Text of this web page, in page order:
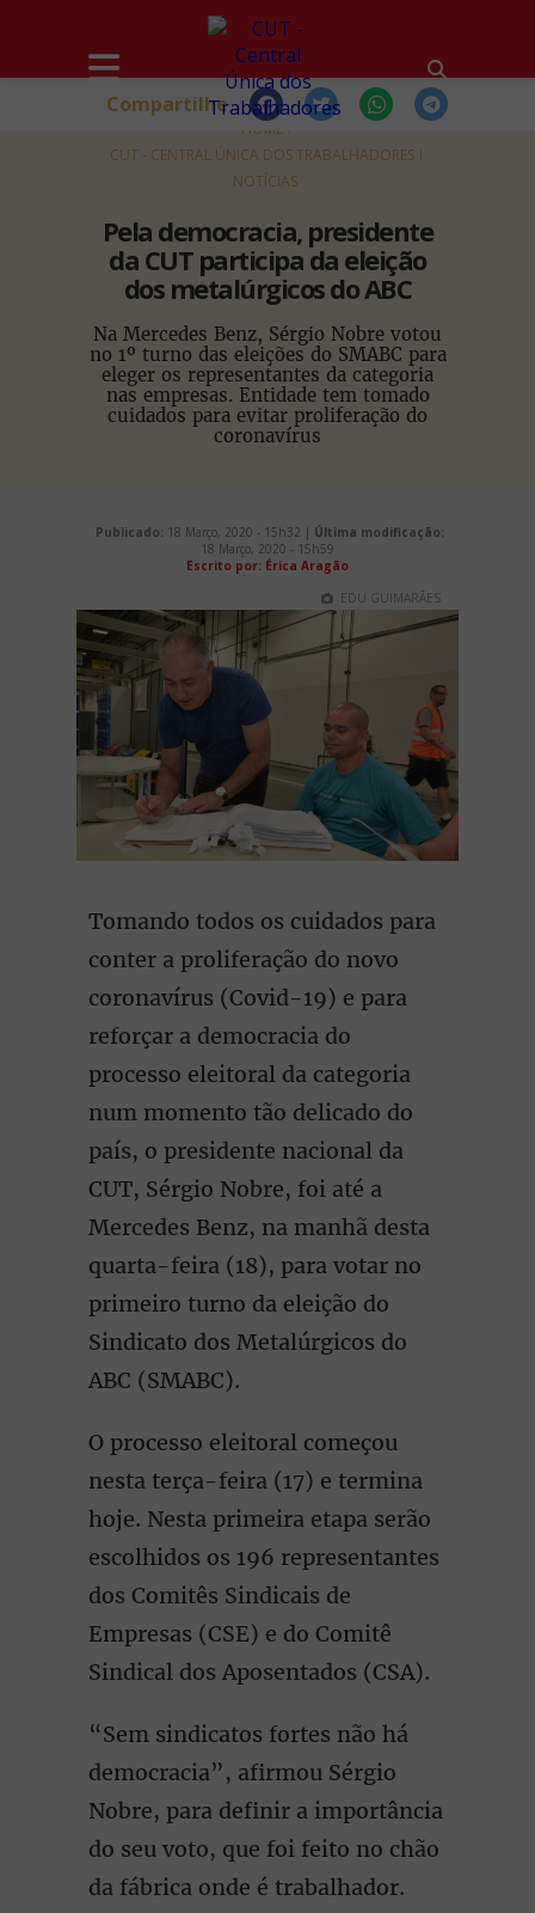
HOME
CUT - CENTRAL ÚNICA DOS TRABALHADORES
NOTÍCIAS
Pela democracia, presidente
da CUT participa da eleição
dos metalúrgicos do ABC
Na Mercedes Benz, Sérgio Nobre votou
no 1º turno das eleições do SMABC para
eleger os representantes da categoria
nas empresas. Entidade tem tomado
cuidados para evitar proliferação do
coronavírus
Compartilhe
Publicado: 18 Março, 2020 - 15h32 | Última modificação:
18 Março, 2020 - 15h59
Escrito por: Érica Aragão
EDU GUIMARÃES
Tomando todos os cuidados para
conter a proliferação do novo
coronavírus (Covid-19) e para
reforçar a democracia do
processo eleitoral da categoria
num momento tão delicado do
país, o presidente nacional da
CUT, Sérgio Nobre, foi até a
Mercedes Benz, na manhã desta
quarta-feira (18), para votar no
primeiro turno da eleição do
Sindicato dos Metalúrgicos do
ABC (SMABC).
O processo eleitoral começou
nesta terça-feira (17) e termina
hoje. Nesta primeira etapa serão
escolhidos os 196 representantes
dos Comitês Sindicais de
Empresas (CSE) e do Comitê
Sindical dos Aposentados (CSA).
“Sem sindicatos fortes não há
democracia”, afirmou Sérgio
Nobre, para definir a importância
do seu voto, que foi feito no chão
da fábrica onde é trabalhador.